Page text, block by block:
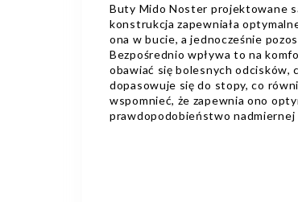
Buty Mido Noster projektowane
konstrukcja zapewniała
ona w bucie, a jednocześnie
Bezpośrednio wpływa to na
obawiać się bolesnych odcisków,
dopasowuje się do stopy, co
wspomnieć, że zapewnia ono
prawdopodobieństwo